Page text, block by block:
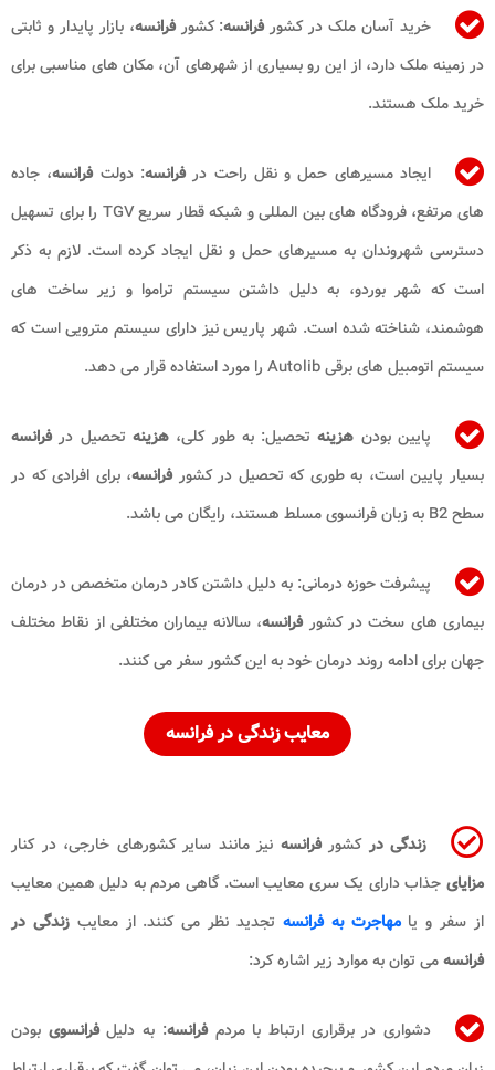
خرید آسان ملک در کشورفرانسه: کشورفرانسه، بازار پایدار و ثابتی
در زمینه ملک دارد، از این رو بسیاری از شهرهای آن، مکان های مناسبی برای
خرید ملک هستند.
ایجاد مسیرهای حمل و نقل راحت درفرانسه: دولتفرانسه، جاده
‌های مرتفع، فرودگاه های بین المللی و شبکه قطار سریع
TGV را برای تسهیل
دسترسی شهروندان به مسیرهای حمل و نقل ایجاد کرده است. لازم به ذکر
است که شهر بوردو، به دلیل داشتن سیستم تراموا و زیر ساخت ‌های
هوشمند، شناخته شده است. شهر پاریس نیز دارای سیستم مترویی است که
سیستم اتومبیل ‌های برقیAutolib را مورد استفاده قرار می دهد.
پایین بودن هزینه تحصیل: به طور کلی،هزینه تحصیل درفرانسه
بسیار پایین است، به طوری که تحصیل در کشورفرانسه، برای افرادی که در
سطحB2 به زبان فرانسوی مسلط هستند، رایگان می باشد.
پیشرفت حوزه درمانی: به دلیل داشتن کادر درمان متخصص در درمان
بیماری های سخت در کشورفرانسه، سالانه بیماران مختلفی از نقاط مختلف
جهان برای ادامه روند درمان خود به این کشور سفر می کنند.
معایب زندگی در فرانسه
زندگی درکشورفرانسه نیز مانند سایر کشورهای خارجی، در کنار
مزایای جذاب دارای یک سری معایب است. گاهی مردم به دلیل همین معایب
از سفر و یامهاجرت به فرانسه تجدید نظر می کنند. از معایبزندگی در
فرانسهمی توان به موارد زیر اشاره کرد:
دشواری در برقراری ارتباط با مردمفرانسه: به دلیلفرانسوی بودن